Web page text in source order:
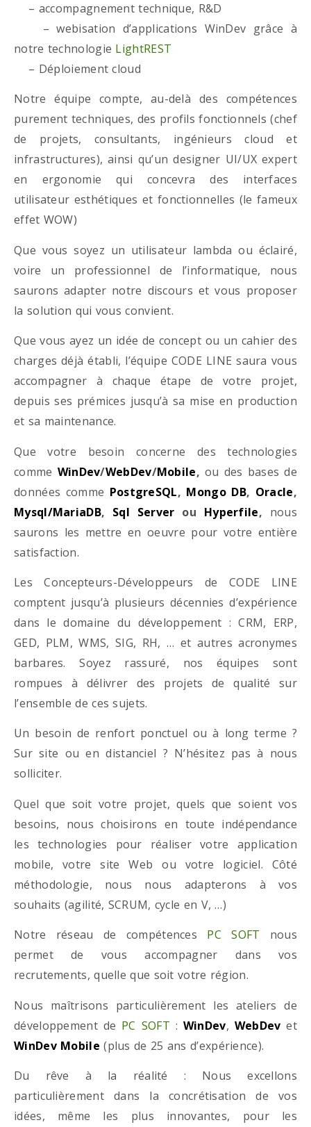
– accompagnement technique, R&D
– webisation d’applications WinDev grâce à
notre technologie LightREST
– Déploiement cloud
Notre équipe compte, au-delà des compétences
purement techniques, des profils fonctionnels (chef
de projets, consultants, ingénieurs cloud et
infrastructures), ainsi qu’un designer UI/UX expert
en ergonomie qui concevra des interfaces
utilisateur esthétiques et fonctionnelles (le fameux
effet WOW)
Que vous soyez un utilisateur lambda ou éclairé,
voire un professionnel de l’informatique, nous
saurons adapter notre discours et vous proposer
la solution qui vous convient.
Que vous ayez un idée de concept ou un cahier des
charges déjà établi, l’équipe CODE LINE saura vous
accompagner à chaque étape de votre projet,
depuis ses prémices jusqu’à sa mise en production
et sa maintenance.
Que votre besoin concerne des technologies
comme WinDev/WebDev/Mobile, ou des bases de
données comme PostgreSQL, Mongo DB, Oracle,
Mysql/MariaDB, Sql Server ou Hyperfile, nous
saurons les mettre en oeuvre pour votre entière
satisfaction.
Les Concepteurs-Développeurs de CODE LINE
comptent jusqu’à plusieurs décennies d’expérience
dans le domaine du développement : CRM, ERP,
GED, PLM, WMS, SIG, RH, … et autres acronymes
barbares. Soyez rassuré, nos équipes sont
rompues à délivrer des projets de qualité sur
l’ensemble de ces sujets.
Un besoin de renfort ponctuel ou à long terme ?
Sur site ou en distanciel ? N’hésitez pas à nous
solliciter.
Quel que soit votre projet, quels que soient vos
besoins, nous choisirons en toute indépendance
les technologies pour réaliser votre application
mobile, votre site Web ou votre logiciel. Côté
méthodologie, nous nous adapterons à vos
souhaits (agilité, SCRUM, cycle en V, …)
Notre réseau de compétences PC SOFT nous
permet de vous accompagner dans vos
recrutements, quelle que soit votre région.
Nous maîtrisons particulièrement les ateliers de
développement de PC SOFT : WinDev, WebDev et
WinDev Mobile (plus de 25 ans d’expérience).
Du rêve à la réalité : Nous excellons
particulièrement dans la concrétisation de vos
idées, même les plus innovantes, pour les